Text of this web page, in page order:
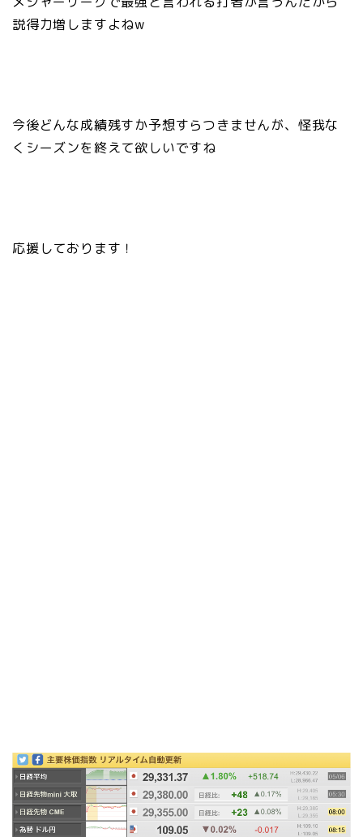
説得力増しますよねw
今後どんな成績残すか予想すらつきませんが、怪我な
くシーズンを終えて欲しいですね
応援しております！